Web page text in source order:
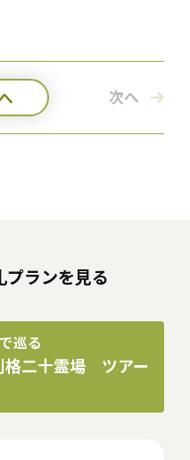
次へ
ランを見る
巡る
格二十霊場 ツアー